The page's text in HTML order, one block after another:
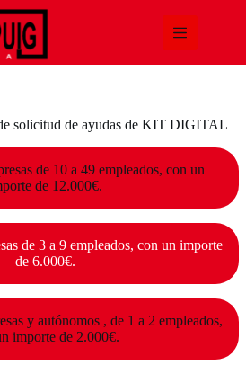
solicitud de ayudas de KIT DIGITAL
de 10 a 49 empleados, con un
de 12.000€.
de 3 a 9 empleados, con un importe
de 6.000€.
y autónomos , de 1 a 2 empleados,
importe de 2.000€.